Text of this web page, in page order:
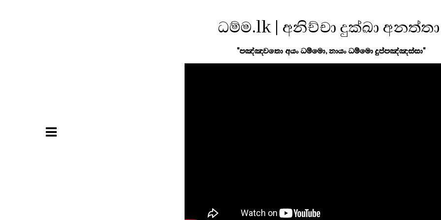
ධම්ම.lk | අනිච්චා දුක්ඛා
"පඤ්ඤවතො අයං ධම්මො, නායං ධම්මො දුප්පඤ්ඤස්සා"